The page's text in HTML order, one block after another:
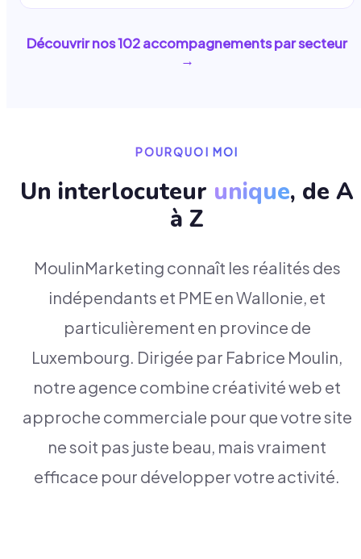
Découvrir nos102accompagnements par secteur
→
POURQUOI MOI
Un interlocuteur unique, de A
à Z
MoulinMarketing connaît les réalités des
indépendants et PME en Wallonie, et
particulièrement en province de
Luxembourg. Dirigée par Fabrice Moulin,
notre agence combine créativité web et
approche commerciale pour que votre site
ne soit pas juste beau, mais vraiment
efficace pour développer votre activité.